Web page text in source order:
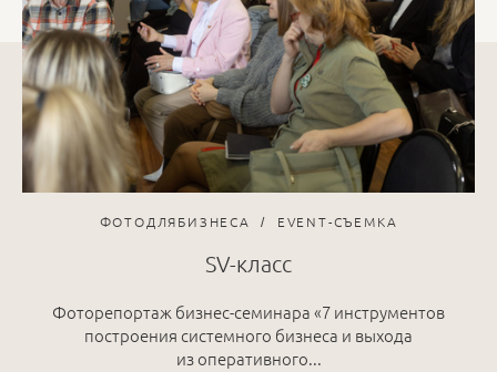
ФОТОДЛЯБИЗНЕСА EVENT-СЪЕМКА
SV-класс
Фоторепортаж бизнес-семинара «7 инструментов
построения системного бизнеса и выхода
из оперативного...